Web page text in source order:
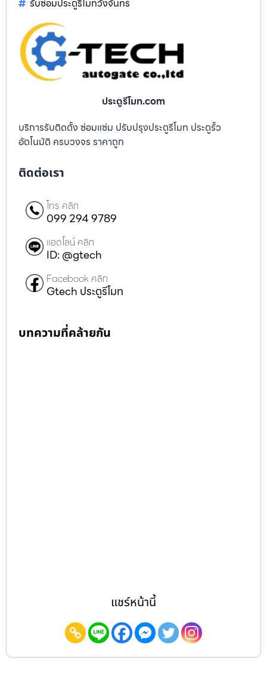
รับซ่อมประตูรีโมทวังจันทร์
ประตูรีโมท.com
บริการรับติดตั้ง ซ่อมแซ่ม ปรับปรุงประตูรีโมท ประตูรั้ว
อัตโนมัติ ครบวงจร ราคาถูก
ติดต่อเรา
โทร คลิก
099 294 9789
แอดไลน์ คลิก
ID: @gtech
Facebook คลิก
Gtech ประตูรีโมท
บทความที่คล้ายกัน
แชร์หน้านี้